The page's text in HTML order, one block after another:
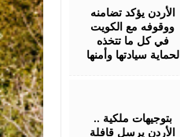
الأردن يؤكد تضامنه
ووقوفه مع الكويت
في كل ما تتخذه
لحماية سيادتها وأمنها
بتوجيهات ملكية ..
الأردن يرسل قافلة